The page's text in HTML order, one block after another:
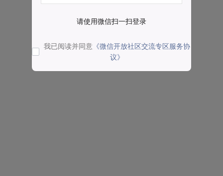
请使用微信扫一扫登录
我已阅读并同意 《微信开放社区交流专区服务协
议》